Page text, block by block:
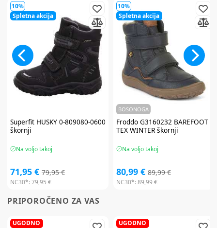
10%
Spletna akcija
SuperfitHUSKY 0-809080-0600
škornji
Na voljo takoj
71,95 € 79,95 €
NC30*:79,95 €
10%
Spletna akcija
BOSONOGA
FroddoG3160232 BAREFOOT
TEX WINTER škornji
Na voljo takoj
80,99 € 89,99 €
NC30*:89,99 €
PRIPOROČENO ZA VAS
UGODNO UGODNO